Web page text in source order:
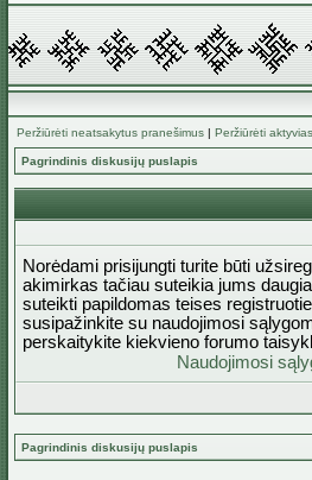
Peržiūrėti neatsakytus pranešimus | Peržiūrėti
Pagrindinis diskusijų puslapis
Norėdami prisijungti turite būti
akimirkas tačiau suteikia jums
suteikti papildomas teises
susipažinkite su naudojimosi
perskaitykite kiekvieno forumo
Naudojimosi
Pagrindinis diskusijų puslapis